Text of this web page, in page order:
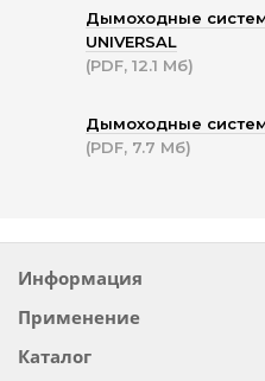
Дымоходные
UNIVERSAL
(PDF, 12.1 Мб)
Дымоходные
(PDF, 7.7 Мб)
Информация
Применение
Каталог